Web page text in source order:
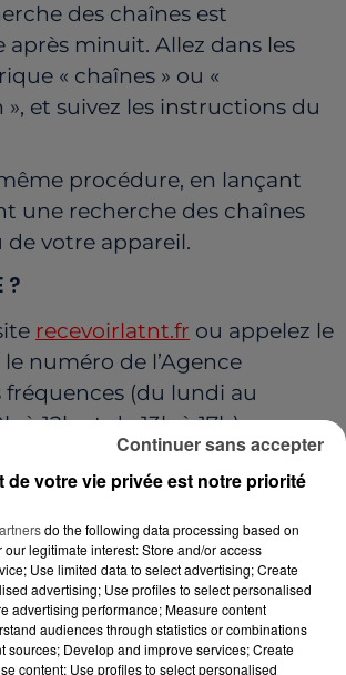
des chaînes est
après minuit. Allez dans les
« chaînes » ou «
et suivez les instructions du
procédure, en lançant
une recherche des chaînes
de votre appareil.
?
recevoirlatnt.fr ou appelez le
le numéro de l’Agence
fréquences (du lundi au
à 12h et de 13h à 17h).
la mise à jour peut survenir
à l’allumage du téléviseur. T18
sur MyCanal dès le 10 juin.
de votre vie privée est notre priorité
do the following data processing based on
legitimate interest: Store and/or access
Use limited data to select advertising; Create
advertising; Use profiles to select personalised
advertising performance; Measure content
audiences through statistics or combinations
sources; Develop and improve services; Create
content; Use profiles to select personalised
Continuer sans accepter